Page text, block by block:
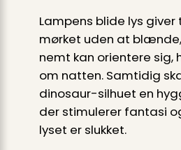
Lampens blide lys giver
mørket uden at
nemt kan orientere sig,
om natten. Samtidig
dinosaur-silhuet en
der stimulerer fantasi
lyset er slukket.